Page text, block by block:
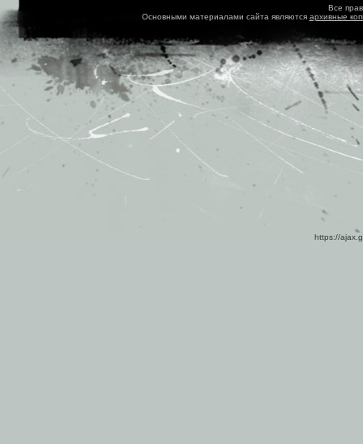
Все
Основными материалами сайта являются архивные
https://